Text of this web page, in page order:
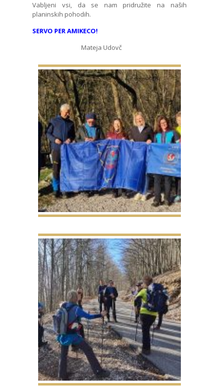
Vabljeni vsi, da se nam pridružite na naših
planinskih pohodih.
SERVO PER AMIKECO!
Mateja Udovč